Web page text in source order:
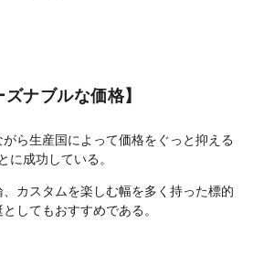
ズナブルな価格】
ら生産国によって価格をぐっと抑える
に成功している。
カスタムを楽しむ幅を多く持った標的
してもおすすめである。